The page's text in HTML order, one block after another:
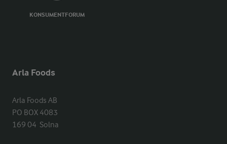
KONSUMENTFORUM
Arla Foods
Arla Foods AB
PO BOX 4083
169 04  Solna